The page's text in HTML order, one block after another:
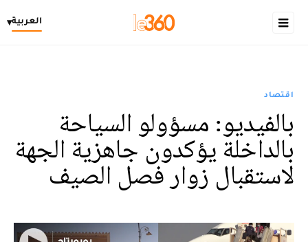
العربية▾
اقتصاد
بالفيديو: مسؤولو السياحة
بالداخلة يؤكدون جاهزية الجهة
لاستقبال زوار فصل الصيف